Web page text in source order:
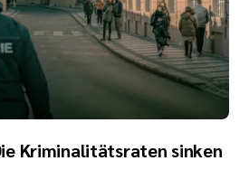
Kriminalitätsraten sinken